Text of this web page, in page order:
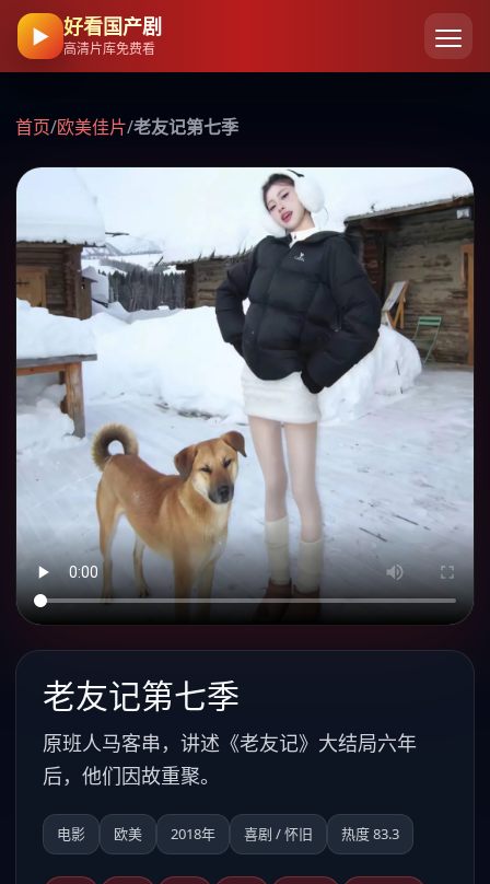
▶ 好看国产剧
高清片库免费看
首页/欧美佳片/老友记第七季
老友记第七季
原班人马客串，讲述《老友记》大结局六年
后，他们因故重聚。
电影 欧美 2018年 喜剧 / 怀旧 热度 83.3